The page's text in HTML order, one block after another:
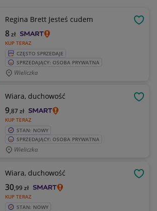
Regina Brett Jesteś cudem
KUP TERAZ
8zł
CZĘSTO SPRZEDAJE
SPRZEDAJĄCY: OSOBA PRYWATNA
Wieliczka
Wiara, duchowość
KUP TERAZ
9,87zł
STAN: NOWY
SPRZEDAJĄCY: OSOBA PRYWATNA
Wieliczka
Wiara, duchowość
KUP TERAZ
30,99zł
STAN: NOWY